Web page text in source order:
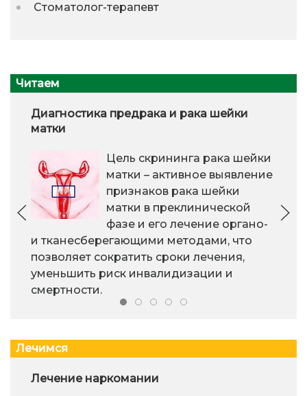
Стоматолог-терапевт
Читаем
Диагностика предрака и рака шейки
матки
Цель скрининга рака шейки
матки – активное выявление
признаков рака шейки
матки в преклинической
фазе и его лечение органо-
и тканесберегающими методами, что
позволяет сократить сроки лечения,
уменьшить риск инвалидизации и
смертности.
Лечимся
Лечение наркомании